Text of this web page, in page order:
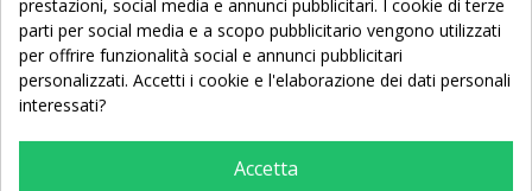
In Saldo! Nuovo In Saldo! Nuovo
prestazioni, social media e annunci pubblicitari. I cookie di terze
parti per social media e a scopo pubblicitario vengono utilizzati
per offrire funzionalità social e annunci pubblicitari
personalizzati. Accetti i cookie e l'elaborazione dei dati personali
interessati?
Accetta